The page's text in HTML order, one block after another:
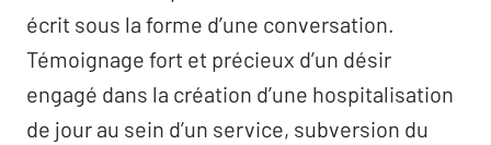
Construisant sa pratique autour de ces
diverses interrogations, Francesca Biagi-Chai
apporte ici de précieuses réponses, non
écrit sous la forme d’une conversation.
Témoignage fort et précieux d’un désir
engagé dans la création d’une hospitalisation
de jour au sein d’un service, subversion du